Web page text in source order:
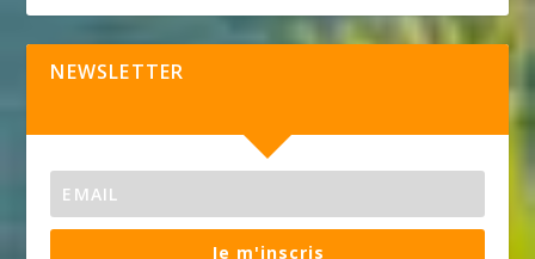
NEWSLETTER
Je m'inscris